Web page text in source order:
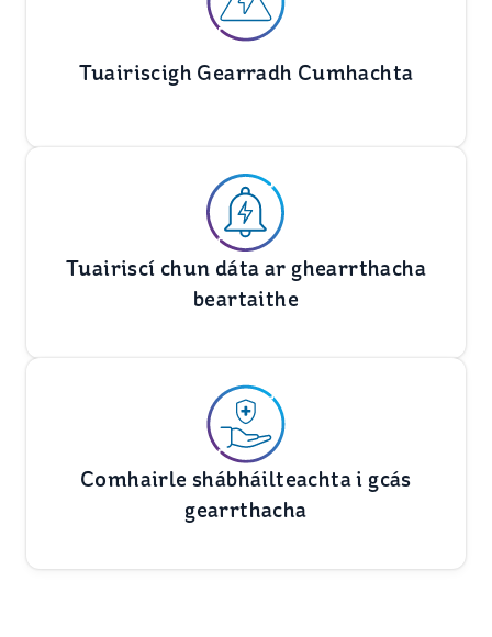
Tuairiscigh Gearradh Cumhachta
Tuairiscí chun dáta ar ghearrthacha
beartaithe
Comhairle shábháilteachta i gcás
gearrthacha